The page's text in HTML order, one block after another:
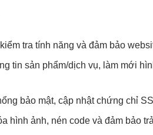
tra tính năng và đảm bảo
tin sản phẩm/dịch vụ, làm mới
bảo mật, cập nhật chứng chỉ
hình ảnh, nén code và đảm bảo